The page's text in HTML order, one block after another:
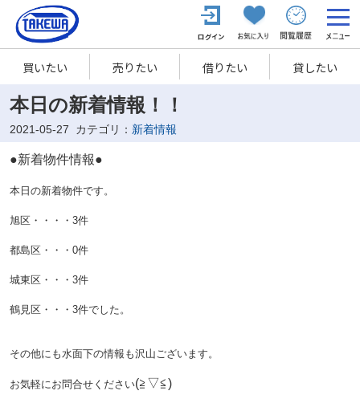
買いたい 売りたい 借りたい 貸したい
本日の新着情報！！
2021-05-27 カテゴリ： 新着情報
●新着物件情報●
本日の新着物件です。
旭区・・・・3件
都島区・・・0件
城東区・・・3件
鶴見区・・・3件でした。
その他にも水面下の情報も沢山ございます。
お気軽にお問合せください(≧▽≦)